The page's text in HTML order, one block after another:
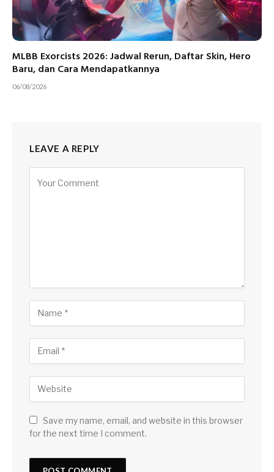
MLBB Exorcists 2026: Jadwal Rerun, Daftar Skin, Hero
Baru, dan Cara Mendapatkannya
06/08/2026
LEAVE A REPLY
Save my name, email, and website in this browser
for the next time I comment.